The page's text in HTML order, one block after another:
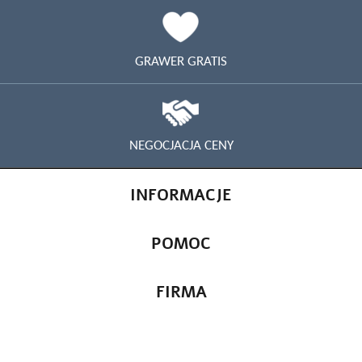
GRAWER GRATIS
NEGOCJACJA CENY
INFORMACJE
POMOC
FIRMA